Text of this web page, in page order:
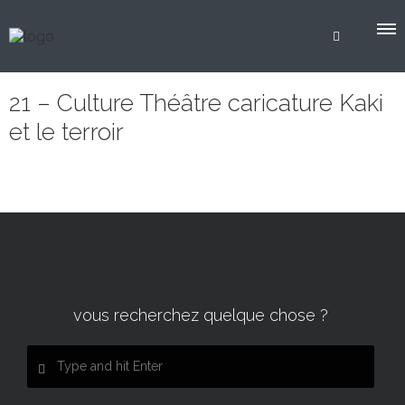
21 – Culture Théâtre caricature Kaki
et le terroir
vous recherchez quelque chose ?